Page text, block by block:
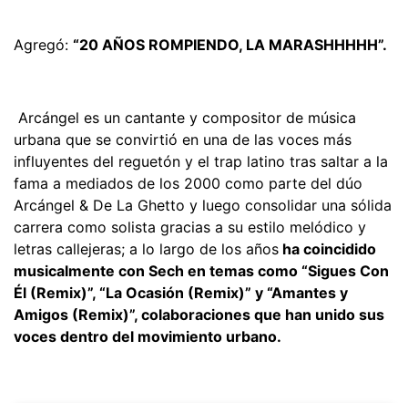
Agregó: “20 AÑOS ROMPIENDO, LA MARASHHHHH”.
Arcángel es un cantante y compositor de música
urbana que se convirtió en una de las voces más
influyentes del reguetón y el trap latino tras saltar a la
fama a mediados de los 2000 como parte del dúo
Arcángel & De La Ghetto y luego consolidar una sólida
carrera como solista gracias a su estilo melódico y
letras callejeras; a lo largo de los años ha coincidido
musicalmente con Sech en temas como “Sigues Con
Él (Remix)”, “La Ocasión (Remix)” y “Amantes y
Amigos (Remix)”, colaboraciones que han unido sus
voces dentro del movimiento urbano.